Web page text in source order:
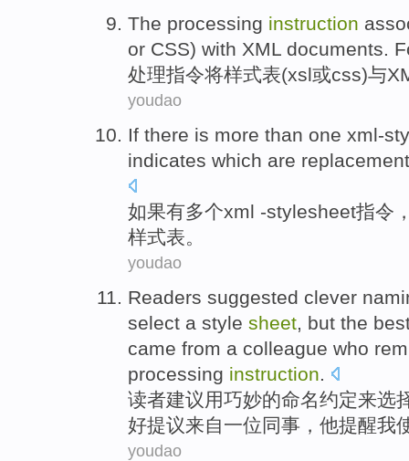
The processing instruction
or CSS) with XML documents.
处理指令将样式表(xsl或css)与
youdao
If there is more than one xml-
indicates which are
如果有多个xml -stylesheet指令
样式表。
youdao
Readers suggested clever
select a style sheet, but the
came from a colleague who
processing instruction.
读者建议用巧妙的命名约定来选
好提议来自一位 同事 ， 他提醒我
youdao